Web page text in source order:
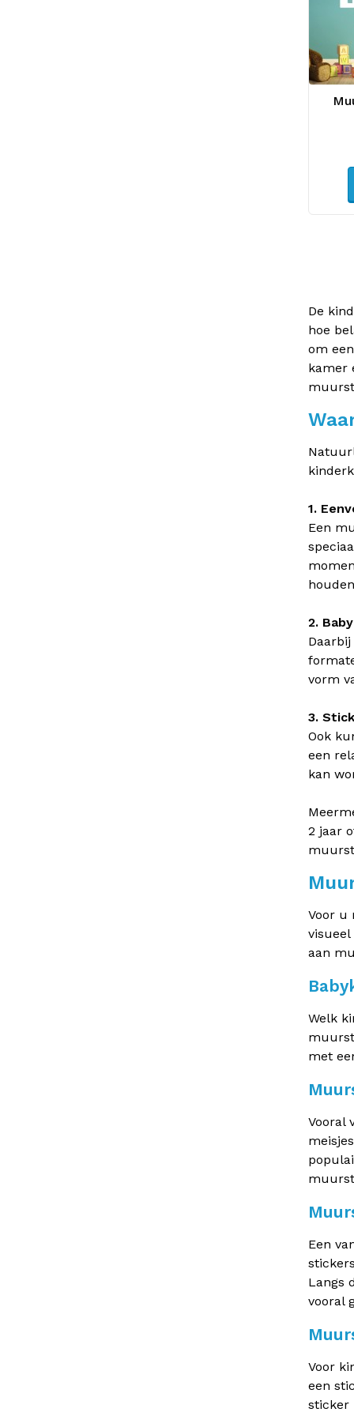
De
hoe
om
kamer
1.
Een
2.
vorm
3.
Ook
een
kan
2 jaar
Voor u
aan
Welk
met
Vooral
Een
Langs
vooral
Voor
een
sticker